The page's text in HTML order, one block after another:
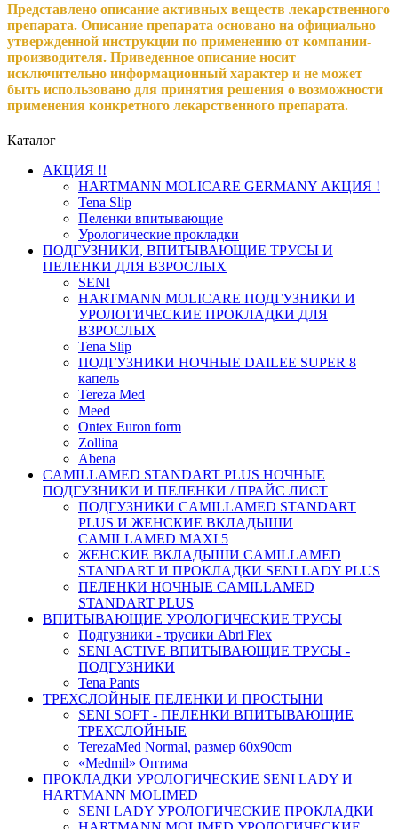
Представлено описание активных веществ лекарственного
препарата. Описание препарата основано на официально
утвержденной инструкции по применению от компании-
производителя. Приведенное описание носит
исключительно информационный характер и не может
быть использовано для принятия решения о возможности
применения конкретного лекарственного препарата.
Каталог
АКЦИЯ !!
HARTMANN MOLICARE GERMANY АКЦИЯ !
Tena Slip
Пеленки впитывающие
Урологические прокладки
ПОДГУЗНИКИ, ВПИТЫВАЮЩИЕ ТРУСЫ И
ПЕЛЕНКИ ДЛЯ ВЗРОСЛЫХ
SENI
HARTMANN MOLICARE ПОДГУЗНИКИ И
УРОЛОГИЧЕСКИЕ ПРОКЛАДКИ ДЛЯ
ВЗРОСЛЫХ
Tena Slip
ПОДГУЗНИКИ НОЧНЫЕ DAILEE SUPER 8
капель
Tereza Med
Meed
Ontex Euron form
Zollina
Abena
CAMILLAMED STANDART PLUS НОЧНЫЕ
ПОДГУЗНИКИ И ПЕЛЕНКИ / ПРАЙС ЛИСТ
ПОДГУЗНИКИ CAMILLAMED STANDART
PLUS И ЖЕНСКИЕ ВКЛАДЫШИ
CAMILLAMED MAXI 5
ЖЕНСКИЕ ВКЛАДЫШИ CAMILLAMED
STANDART И ПРОКЛАДКИ SENI LADY PLUS
ПЕЛЕНКИ НОЧНЫЕ CAMILLAMED
STANDART PLUS
ВПИТЫВАЮЩИЕ УРОЛОГИЧЕСКИЕ ТРУСЫ
Подгузники - трусики Abri Flex
SENI ACTIVE ВПИТЫВАЮЩИЕ ТРУСЫ -
ПОДГУЗНИКИ
Tena Pants
ТРЕХСЛОЙНЫЕ ПЕЛЕНКИ И ПРОСТЫНИ
SENI SOFT - ПЕЛЕНКИ ВПИТЫВАЮЩИЕ
ТРЕХСЛОЙНЫЕ
TerezaMed Normal, размер 60x90cm
«Medmil» Оптима
ПРОКЛАДКИ УРОЛОГИЧЕСКИЕ SENI LADY И
HARTMANN MOLIMED
SENI LADY УРОЛОГИЧЕСКИЕ ПРОКЛАДКИ